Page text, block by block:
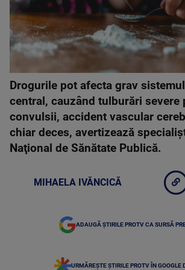
Drogurile pot afecta grav
central, cauzând tulburări severe
convulsii, accident vascular
chiar deces, avertizează
Naţional de Sănătate Publică.
MIHAELA IVĂNCICĂ
ADAUGĂ ȘTIRILE PROTV CA SURSĂ
URMĂREȘTE ȘTIRILE PROTV ÎN GOOGLE